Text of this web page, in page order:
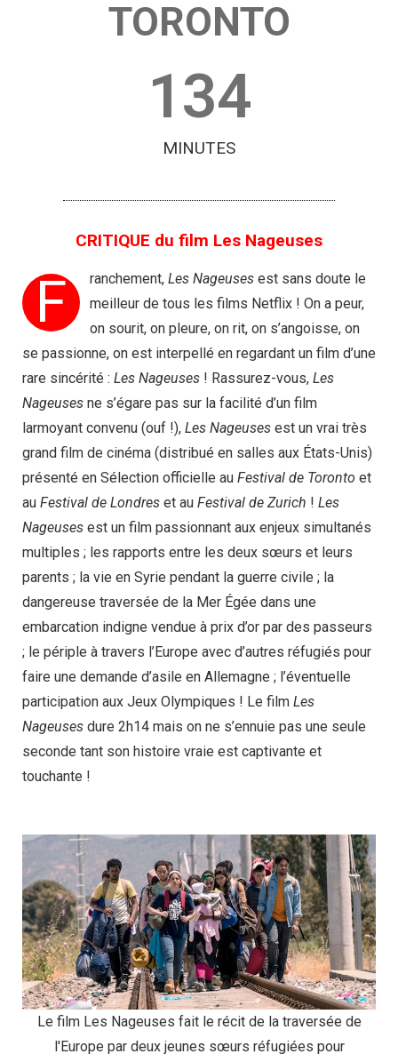
TORONTO
134
MINUTES
CRITIQUE du film Les Nageuses
F ranchement, Les Nageuses est sans doute le
meilleur de tous les films Netflix ! On a peur,
on sourit, on pleure, on rit, on s’angoisse, on
se passionne, on est interpellé en regardant un film d’une
rare sincérité : Les Nageuses ! Rassurez-vous, Les
Nageuses ne s’égare pas sur la facilité d’un film
larmoyant convenu (ouf !), Les Nageuses est un vrai très
grand film de cinéma (distribué en salles aux États-Unis)
présenté en Sélection officielle au Festival de Toronto et
au Festival de Londres et au Festival de Zurich ! Les
Nageuses est un film passionnant aux enjeux simultanés
multiples ; les rapports entre les deux sœurs et leurs
parents ; la vie en Syrie pendant la guerre civile ; la
dangereuse traversée de la Mer Égée dans une
embarcation indigne vendue à prix d’or par des passeurs
; le périple à travers l’Europe avec d’autres réfugiés pour
faire une demande d’asile en Allemagne ; l’éventuelle
participation aux Jeux Olympiques ! Le film Les
Nageuses dure 2h14 mais on ne s’ennuie pas une seule
seconde tant son histoire vraie est captivante et
touchante !
Le film Les Nageuses fait le récit de la traversée de
l'Europe par deux jeunes sœurs réfugiées pour